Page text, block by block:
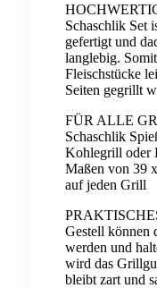
Schaschlik Set
gefertigt und
langlebig.
Fleischstücke
Seiten gegrillt
FÜR ALLE
Schaschlik
Kohlegrill oder
Maßen von 39
auf jeden Grill
Gestell können
werden und
wird das
bleibt zart und